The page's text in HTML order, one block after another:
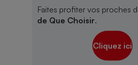
Faites profiter vos proches
de Que Choisir.
Cliquez ici